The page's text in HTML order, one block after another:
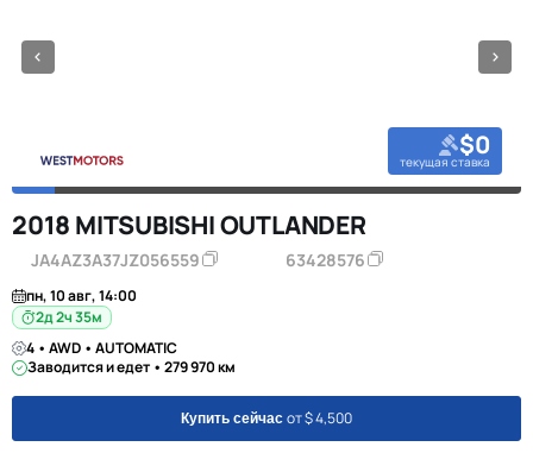
$0
текущая ставка
2018 MITSUBISHI OUTLANDER
JA4AZ3A37JZ056559 63428576
пн, 10 авг, 14:00
2д 2ч 35м
4 • AWD • AUTOMATIC
Заводится и едет • 279 970 км
Купить сейчас от $ 4,500